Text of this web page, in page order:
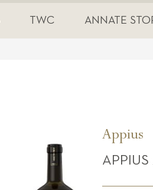
TWC ANNATE
Appius
APPIUS